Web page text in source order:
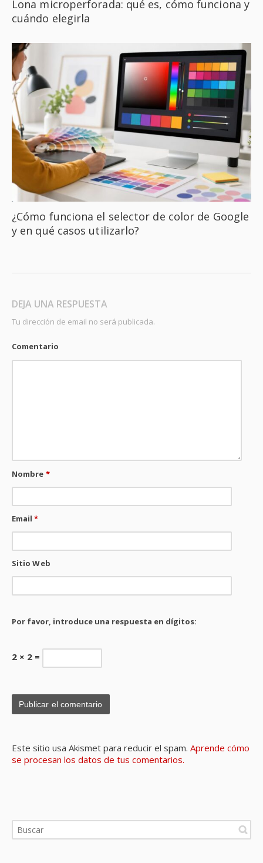
Lona microperforada: qué es, cómo funciona y
cuándo elegirla
¿Cómo funciona el selector de color de Google
y en qué casos utilizarlo?
DEJA UNA RESPUESTA
Tu dirección de email no será publicada.
Comentario
Nombre *
Email*
Sitio Web
Por favor, introduce una respuesta en dígitos:
2 × 2 =
Este sitio usa Akismet para reducir el spam. Aprende cómo
se procesan los datos de tus comentarios.